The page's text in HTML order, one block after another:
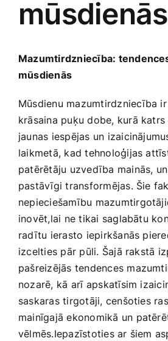
Medicīnas preces
Pārtikas preces
Preces birojam
Preces pieaugušajiem
Rotaļlietas, bērnu preces
Smaržas, kosmētika
Sports, tūrisms un atpūta
mūsdienās
Mazumtirdzniecība:
mūsdienās
Mūsdienu mazumtirdzniecība
krāsaina puķu dobe, ‌kurā
jaunas iespējas un
laikmetā, kad tehnoloģijas
patērētāju uzvedība mainās,
pastāvīgi transformējas. Šie
nepieciešamību
inovēt,lai ne tikai‌ saglabātu
radītu ierasto iepirkšanās
izcelties pār pūli. Šajā rakstā
pašreizējās tendences
nozarē, kā⁤ arī ‍apskatīsim
saskaras tirgotāji, cenšoties
mainīgajā ekonomikā un
vēlmēs.Iepazīstoties ar ‍šiem